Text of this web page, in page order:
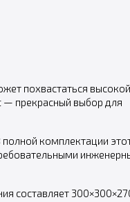
похвастаться высокой
— прекрасный выбор для
комплектации
составляет